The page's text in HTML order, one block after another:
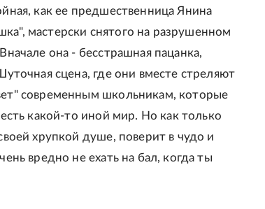
как ее предшественница Янина
мастерски снятого на разрушенном
она - бесстрашная пацанка,
сцена, где они вместе стреляют
современным школьникам, которые
какой-то иной мир. Но как только
хрупкой душе, поверит в чудо и
вредно не ехать на бал, когда ты